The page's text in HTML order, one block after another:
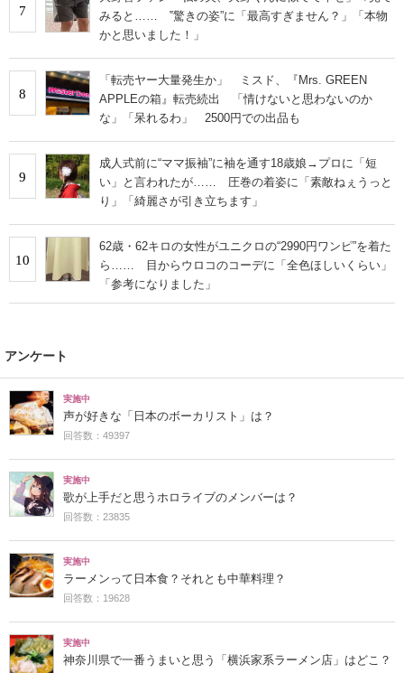
7
みると…… ‟驚きの姿”に「最高すぎません？」「本物
かと思いました！」
8
「転売ヤー大量発生か」 ミスド、『Mrs. GREEN
APPLEの箱』転売続出 「情けないと思わないのか
な」「呆れるわ」 2500円での出品も
9
成人式前に“ママ振袖”に袖を通す18歳娘→プロに「短
い」と言われたが…… 圧巻の着姿に「素敵ねぇうっと
り」「綺麗さが引き立ちます」
10
62歳・62キロの女性がユニクロの“2990円ワンピ”を着た
ら…… 目からウロコのコーデに「全色ほしいくらい」
「参考になりました」
アンケート
実施中
声が好きな「日本のボーカリスト」は？
回答数：49397
実施中
歌が上手だと思うホロライブのメンバーは？
回答数：23835
実施中
ラーメンって日本食？それとも中華料理？
回答数：19628
実施中
神奈川県で一番うまいと思う「横浜家系ラーメン店」はどこ？